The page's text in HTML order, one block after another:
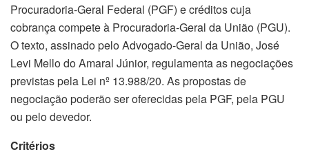
Procuradoria-Geral Federal (PGF) e créditos cuja
cobrança compete à Procuradoria-Geral da União (PGU).
O texto, assinado pelo Advogado-Geral da União, José
Levi Mello do Amaral Júnior, regulamenta as negociações
previstas pela Lei nº 13.988/20. As propostas de
negociação poderão ser oferecidas pela PGF, pela PGU
ou pelo devedor.
Critérios